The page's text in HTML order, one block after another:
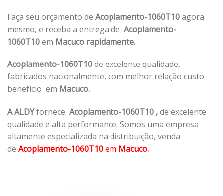
Faça seu orçamento de Acoplamento-1060T10agora
mesmo, e receba a entrega de Acoplamento-
1060T10em Macuco rapidamente.
Acoplamento-1060T10de excelente qualidade,
fabricados nacionalmente, com melhor relação custo-
benefício em Macuco.
A ALDYfornece Acoplamento-1060T10 ,de excelente
qualidade e alta performance. Somos uma empresa
altamente especializada na distribuição, venda
de Acoplamento-1060T10em Macuco.